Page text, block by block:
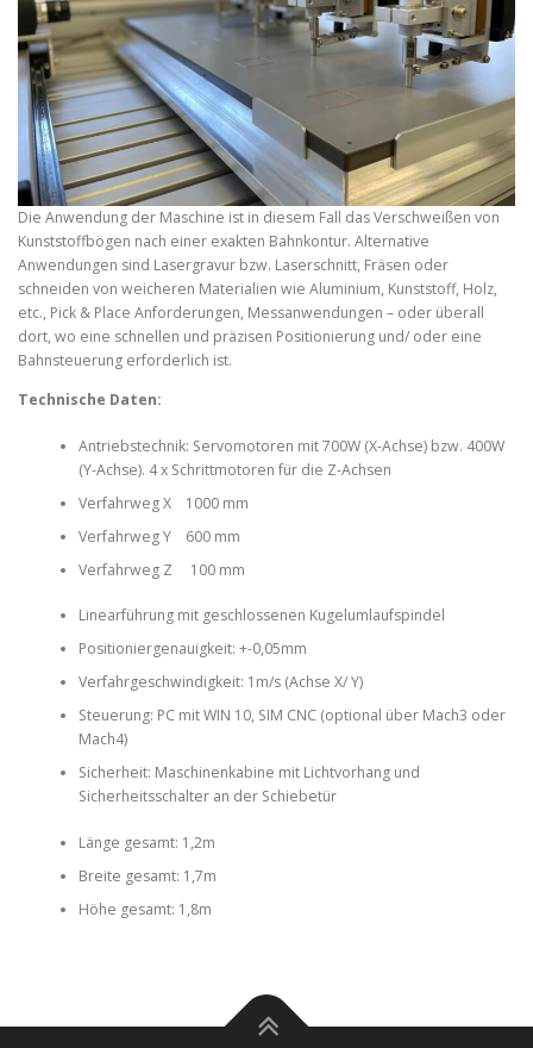
Die Anwendung der Maschine ist in diesem Fall das Verschweißen von
Kunststoffbögen nach einer exakten Bahnkontur. Alternative
Anwendungen sind Lasergravur bzw. Laserschnitt, Fräsen oder
schneiden von weicheren Materialien wie Aluminium, Kunststoff, Holz,
etc., Pick & Place Anforderungen, Messanwendungen – oder überall
dort, wo eine schnellen und präzisen Positionierung und/ oder eine
Bahnsteuerung erforderlich ist.
Technische Daten:
Antriebstechnik: Servomotoren mit 700W (X-Achse) bzw. 400W
(Y-Achse). 4 x Schrittmotoren für die Z-Achsen
Verfahrweg X 1000 mm
Verfahrweg Y 600 mm
Verfahrweg Z 100 mm
Linearführung mit geschlossenen Kugelumlaufspindel
Positioniergenauigkeit: +-0,05mm
Verfahrgeschwindigkeit: 1m/s (Achse X/ Y)
Steuerung: PC mit WIN 10, SIM CNC (optional über Mach3 oder
Mach4)
Sicherheit: Maschinenkabine mit Lichtvorhang und
Sicherheitsschalter an der Schiebetür
Länge gesamt: 1,2m
Breite gesamt: 1,7m
Höhe gesamt: 1,8m